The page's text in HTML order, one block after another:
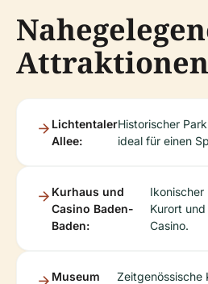
Attraktionen
Lichtentaler
Allee:
Historischer
ideal für einen
Kurhaus und
Casino Baden-
Baden:
Ikonischer
Kurort
Casino.
Museum
Zeitgenössische